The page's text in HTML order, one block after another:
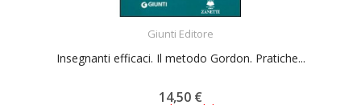
Giunti Editore
Insegnanti efficaci. Il metodo Gordon. Pratiche...
14,50 €